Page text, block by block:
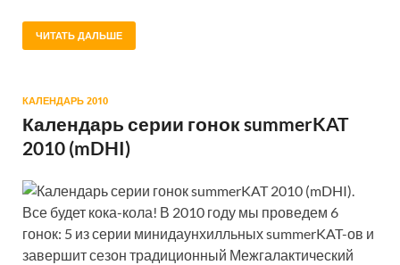
ЧИТАТЬ ДАЛЬШЕ
КАЛЕНДАРЬ 2010
Календарь серии гонок summerKAT
2010 (mDHI)
Календарь серии гонок summerKAT 2010 (mDHI).
Все будет кока-кола! В 2010 году мы проведем 6
гонок: 5 из серии минидаунхилльных summerKAT-ов и
завершит сезон традиционный Межгалактический